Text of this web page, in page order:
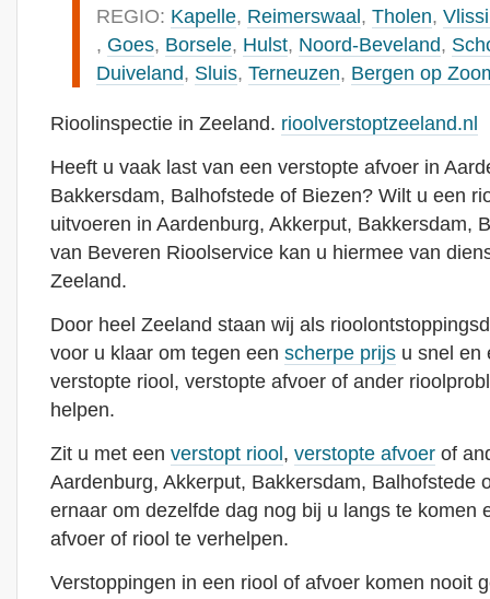
REGIO: Kapelle, Reimerswaal , Tholen,
, Goes, Borsele, Hulst, Noord-Beveland,
Duiveland, Sluis, Terneuzen, Bergen op
Rioolinspectie in Zeeland. rioolverstoptzeeland.nl
Heeft u vaak last van een verstopte afvoer in
Bakkersdam, Balhofstede of Biezen? Wilt u een
uitvoeren in Aardenburg, Akkerput, Bakkersdam,
van Beveren Rioolservice kan u hiermee van
Zeeland.
Door heel Zeeland staan wij als
voor u klaar om tegen een scherpe prijs u snel en
verstopte riool, verstopte afvoer of ander
helpen.
Zit u met een verstopt riool , verstopte afvoer of
Aardenburg, Akkerput, Bakkersdam, Balhofstede
ernaar om dezelfde dag nog bij u langs te komen
afvoer of riool te verhelpen.
Verstoppingen in een riool of afvoer komen nooit